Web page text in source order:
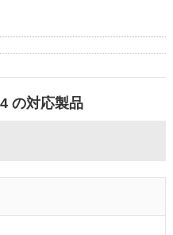
の対応製品